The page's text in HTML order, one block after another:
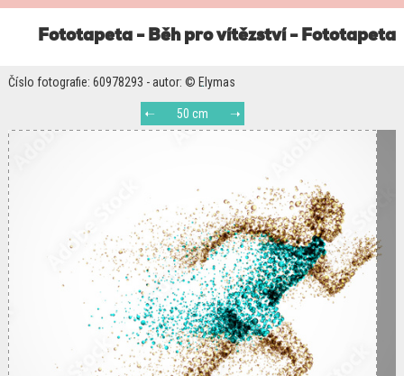
Fototapeta - Běh pro vítězství - Fototapeta
Číslo fotografie: 60978293 - autor: © Elymas
50 cm